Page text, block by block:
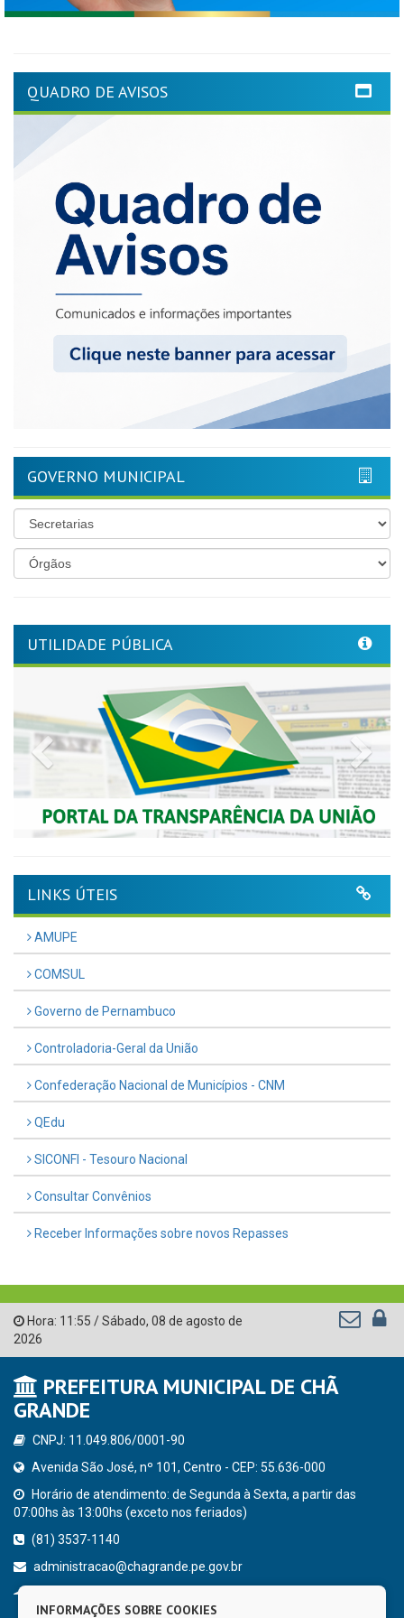
QUADRO DE AVISOS
GOVERNO MUNICIPAL
UTILIDADE PÚBLICA
Previous
LINKS ÚTEIS
AMUPE
COMSUL
Governo de Pernambuco
Controladoria-Geral da União
Confederação Nacional de Municípios - CNM
QEdu
SICONFI - Tesouro Nacional
Consultar Convênios
Receber Informações sobre novos Repasses
Hora: 11:55 /Sábado, 08 de agosto de
2026
PREFEITURA MUNICIPAL DE CHÃ
GRANDE
CNPJ: 11.049.806/0001-90
Avenida São José, nº 101, Centro - CEP: 55.636-000
Horário de atendimento: de Segunda à Sexta, a partir das
07:00hs às 13:00hs (exceto nos feriados)
(81) 3537-1140
administracao@chagrande.pe.gov.br
INFORMAÇÕES SOBRE COOKIES